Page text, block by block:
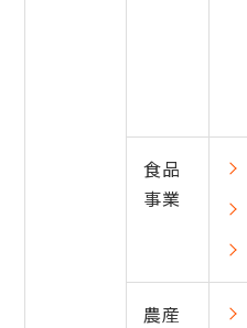
食品
事業
農産